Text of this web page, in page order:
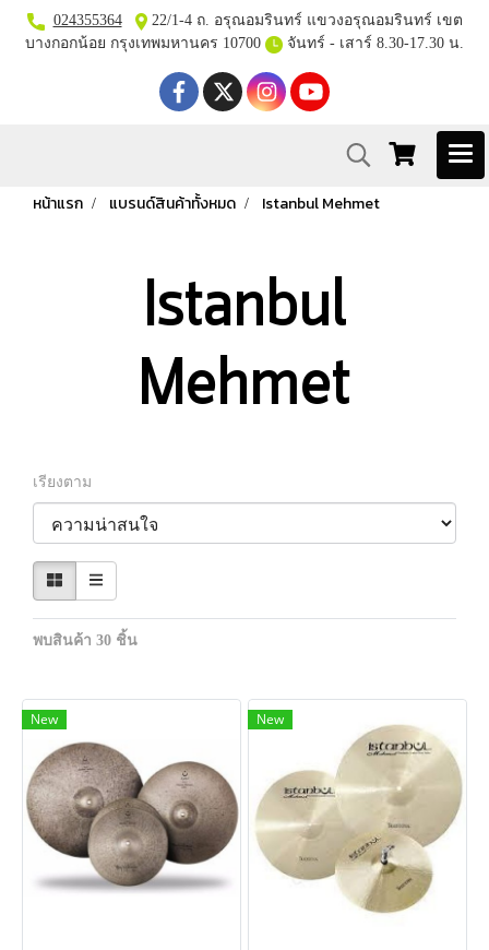
024355364
22/1-4 ถ. อรุณอมรินทร์ แขวงอรุณอมรินทร์ เขต
บางกอกน้อย กรุงเทพมหานคร 10700
จันทร์ - เสาร์ 8.30-17.30 น.
หน้าแรก แบรนด์สินค้าทั้งหมด Istanbul Mehmet
Istanbul
Mehmet
เรียงตาม
พบสินค้า 30 ชิ้น
New New